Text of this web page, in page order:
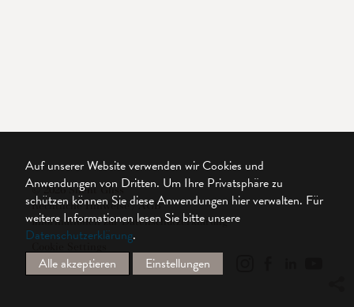
© 2026 Silent Gliss
Rechtliche Hinweise / AGB
Informationen zur Datenschutzerklärung
Auf unserer Website verwenden wir Cookies und
Anwendungen von Dritten. Um Ihre Privatsphäre zu
schützen können Sie diese Anwendungen hier verwalten. Für
weitere Informationen lesen Sie bitte unsere
Datenschutzerklärung.
Alle akzeptieren
Einstellungen